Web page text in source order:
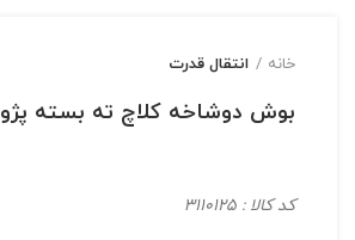
خانه انتقال قدرت
بوش دوشاخه کلاچ ته بسته پژو 405
کد کالا : 3110125